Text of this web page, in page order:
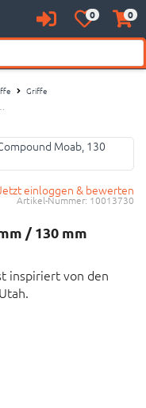
AnmeldenMerkzettel
aufklappen
0 0
Griffe
einloggen & bewerten
Artikel-Nummer: 10013730
/ 130 mm
inspiriert von den